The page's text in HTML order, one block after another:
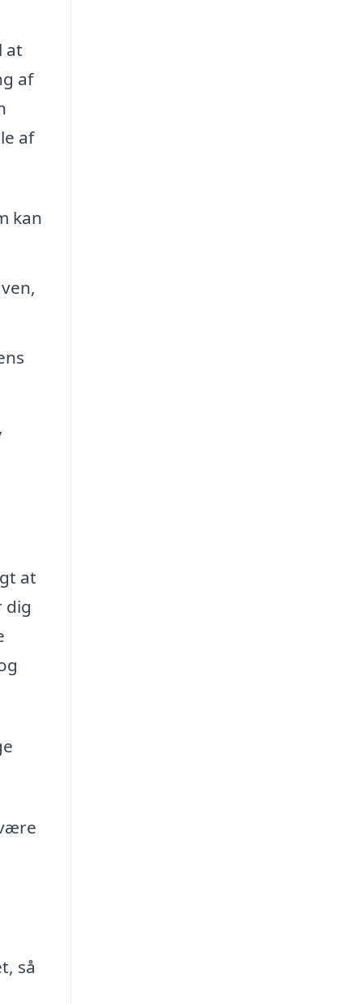
at
af
af
kan
at
dig
så